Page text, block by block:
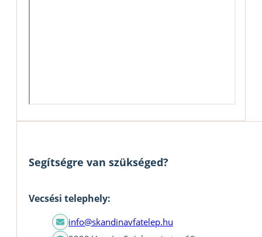
Segítségre van szükséged?
Vecsési telephely:
info@skandinavfatelep.hu